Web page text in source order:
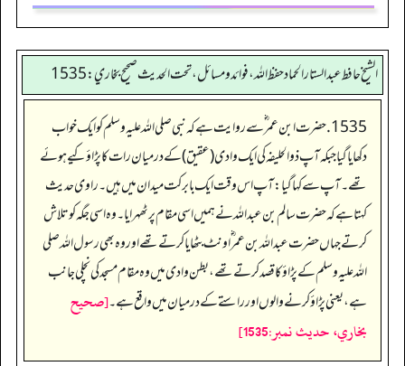
الشيخ حافط عبدالستار الحماد حفظ الله، فوائد و مسائل، تحت الحديث صحيح بخاري:1535
1535. حضرت ابن عمر ؓ سے روایت ہے کہ نبی صلی اللہ علیہ وسلم کو ایک خواب
دکھایا گیا جبکہ آپ ذوالحلیفہ کی ایک وادی (عقیق) کے درمیان رات کا پڑاؤ کیے ہوئے
تھے۔ آپ سے کہا گیا: آپ اس وقت ایک بابرکت میدان میں ہیں۔ راوی حدیث
کہتا ہے کہ حضرت سالم بن عبد اللہ نے ہمیں اسی مقام پر ٹھہرایا۔ وہ اسی جگہ کو تلاش
کرتے جہاں حضرت عبد اللہ بن عمر ؓ اونٹ بٹھایا کرتے تھے اور وہ بھی رسول اللہ صلی
اللہ علیہ وسلم کے پڑاؤ کا قصد کرتے تھے، بطن وادی میں وہ مقام مسجد کی نچلی جانب
ہے، یعنی پڑاؤ کرنے والوں اور راستے کے درمیان میں واقع ہے۔[صحيح
بخاري، حديث نمبر:1535]